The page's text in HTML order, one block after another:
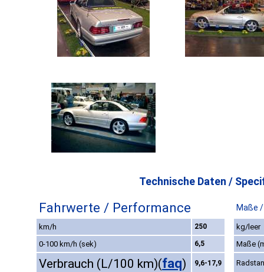
Technische Daten /
Fahrwerte / Performance Maße
km/h 250
kg/leer
0-100 km/h (sek)
6,5 Maße
Verbrauch (L/100 km)(faq) 9,6-17,9